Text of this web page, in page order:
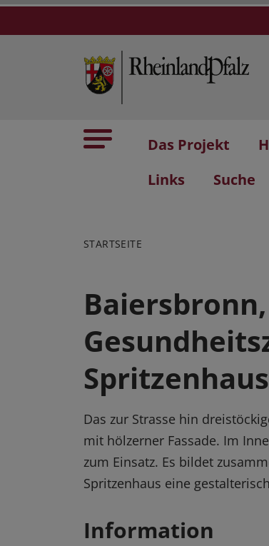
Das Projekt
Links
Suche
STARTSEITE
Spritzenhaus
Das zur Strasse hin
mit hölzerner Fassade. Im
zum Einsatz. Es bildet
Spritzenhaus eine
Information